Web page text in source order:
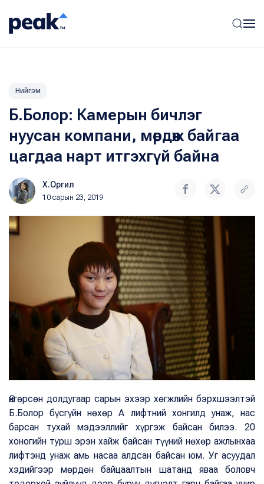
Нийгэм
Б.Болор: Камерын бичлэг
нуусан компани, мөрдөж байгаа
цагдаа нарт итгэхгүй байна
Х.Оргил
10 сарын 23, 2019
Өнгөрсөн долдугаар сарын эхээр хөгжлийн бэрхшээлтэй
Б.Болор бүсгүйн нөхөр А лифтний хонгилд унаж, нас
барсан тухай мэдээллийг хүргэж байсан билээ. 20
хоногийн турш эрэн хайж байсан түүний нөхөр ажлынхаа
лифтэнд унаж амь насаа алдсан байсан юм. Уг асуудал
хэдийгээр мөрдөн байцаалтын шатанд яваа боловч